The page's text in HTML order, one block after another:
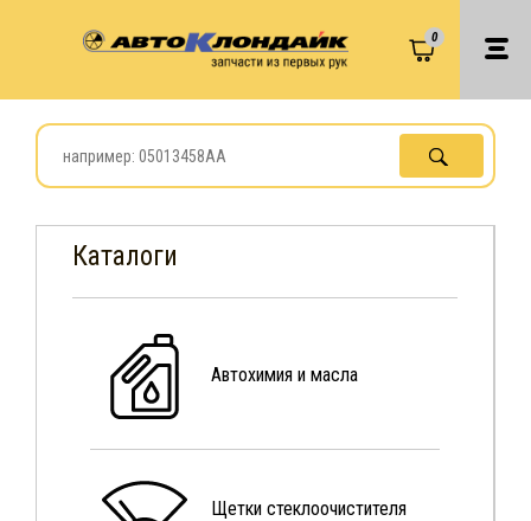
0
Каталоги
Автохимия и масла
Щетки стеклоочистителя